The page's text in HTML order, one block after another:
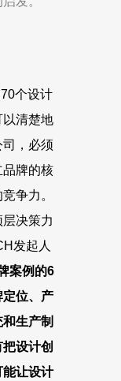
个设计
以清楚地
，必须
品牌的核
争力。
决策力
发起人
案例的6
定位、产
生产制
设计创
能让设计